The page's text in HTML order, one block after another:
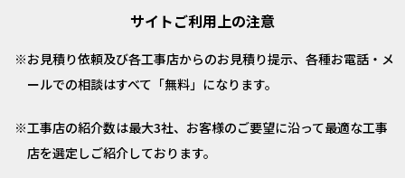
サイトご利用上の注意
お見積り依頼及び各工事店からのお見積り提示、各種お電話・メ
ールでの相談はすべて「無料」になります。
工事店の紹介数は最大3社、お客様のご要望に沿って最適な工事
店を選定しご紹介しております。